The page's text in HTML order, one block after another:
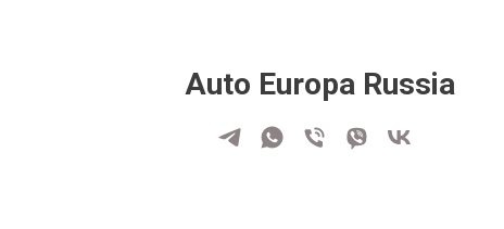
Auto Europa Russia